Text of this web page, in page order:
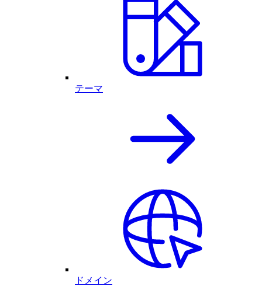
テーマ
ドメイン